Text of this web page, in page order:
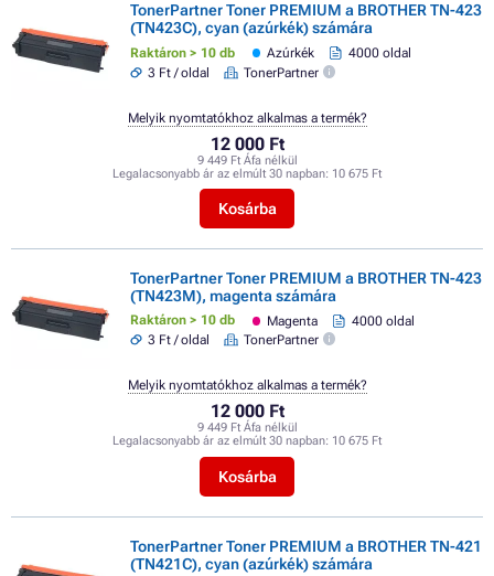
TonerPartner Toner PREMIUM a BROTHER TN-423
(TN423C), cyan (azúrkék) számára
Raktáron > 10 db Azúrkék
4000 oldal
3 Ft / oldal
TonerPartner
12 000 Ft
9 449 Ft Áfa nélkül
Legalacsonyabb ár az elmúlt 30 napban: 10 675 Ft
Kosárba
Melyik nyomtatókhoz alkalmas a termék?
TonerPartner Toner PREMIUM a BROTHER TN-423
(TN423M), magenta számára
Raktáron > 10 db Magenta
4000 oldal
3 Ft / oldal
TonerPartner
12 000 Ft
9 449 Ft Áfa nélkül
Legalacsonyabb ár az elmúlt 30 napban: 10 675 Ft
Kosárba
Melyik nyomtatókhoz alkalmas a termék?
TonerPartner Toner PREMIUM a BROTHER TN-421
(TN421C), cyan (azúrkék) számára